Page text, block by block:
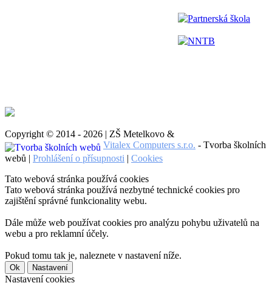
Partnerská škola
NNTB
Copyright © 2014 - 2026 | ZŠ Metelkovo &
Vitalex Computers s.r.o. - Tvorba školních
webů | Prohlášení o přísupnosti | Cookies
Tato webová stránka používá cookies
Tato webová stránka používá nezbytné technické cookies pro
zajištění správné funkcionality webu.
Dále může web používat cookies pro analýzu pohybu uživatelů na
webu a pro reklamní účely.
Pokud tomu tak je, naleznete v nastavení níže.
Ok Nastavení
Nastavení cookies